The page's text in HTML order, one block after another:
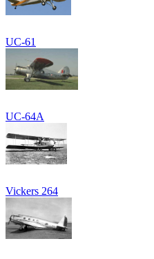
UC-61
UC-64A
Vickers 264